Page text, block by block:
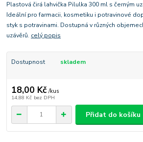
Plastová čirá lahvička Pilulka 300 ml s černým
Ideální pro farmacii, kosmetiku i potravinové
styk s potravinami. Dostupná v různých
uzávěrů. celý popis
Dostupnost skladem
18,00 Kč /kus
14,88 Kč bez DPH
Přidat do košíku